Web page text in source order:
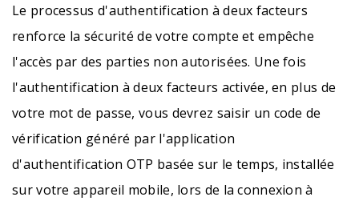
Le processus d'authentification à deux facteurs
renforce la sécurité de votre compte et empêche
l'accès par des parties non autorisées. Une fois
l'authentification à deux facteurs activée, en plus de
votre mot de passe, vous devrez saisir un code de
vérification généré par l'application
d'authentification OTP basée sur le temps, installée
sur votre appareil mobile, lors de la connexion à